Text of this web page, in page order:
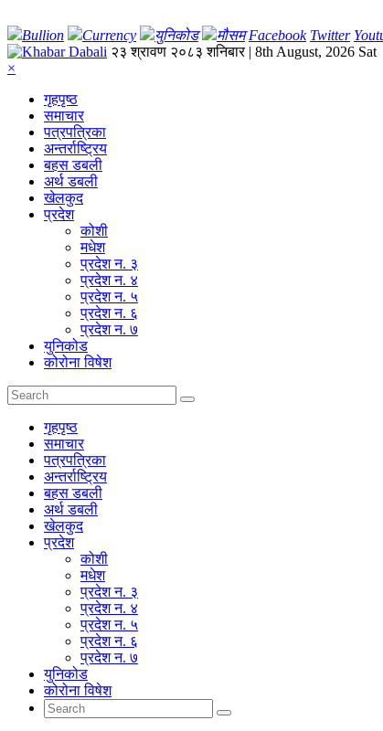
Bullion Currency युनिकोड मौसम Facebook Twitter
२३ श्रावण २०८३ शनिबार | 8th August, 2026 Sat
×
गृहपृष्‍ठ
समाचार
पत्रपत्रिका
अन्तर्राष्ट्रिय
बहस डबली
अर्थ डबली
खेलकुद
प्रदेश
कोशी
मधेश
प्रदेश न. ३
प्रदेश न. ४
प्रदेश न. ५
प्रदेश न. ६
प्रदेश न. ७
युनिकोड
कोरोना विषेश
गृहपृष्‍ठ
समाचार
पत्रपत्रिका
अन्तर्राष्ट्रिय
बहस डबली
अर्थ डबली
खेलकुद
प्रदेश
कोशी
मधेश
प्रदेश न. ३
प्रदेश न. ४
प्रदेश न. ५
प्रदेश न. ६
प्रदेश न. ७
युनिकोड
कोरोना विषेश